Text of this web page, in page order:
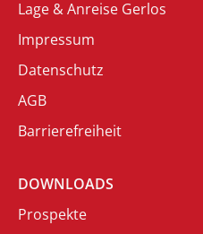
Lage & Anreise Gerlos
Impressum
Datenschutz
AGB
Barrierefreiheit
DOWNLOADS
Prospekte